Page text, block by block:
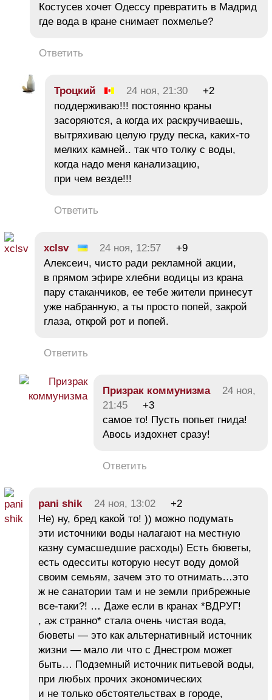
Костусев хочет Одессу превратить в Мадрид
где вода в кране снимает похмелье?
Ответить
Троцкий 24 ноя, 21:30
+2
поддерживаю!!! постоянно краны
засоряются, а когда их раскручиваешь,
вытряхиваю целую груду песка, каких-то
мелких камней.. так что толку с воды,
когда надо меня канализацию,
при чем везде!!!
Ответить
xclsv 24 ноя, 12:57
+9
Алексеич, чисто ради рекламной акции,
в прямом эфире хлебни водицы из крана
пару стаканчиков, ее тебе жители принесут
уже набранную, а ты просто попей, закрой
глаза, открой рот и попей.
Ответить
Призрак коммунизма
24 ноя,
21:45
+3
самое то! Пусть попьет гнида!
Авось издохнет сразу!
Ответить
pani shik 24 ноя, 13:02
+2
Не) ну, бред какой то! )) можно подумать
эти источники воды налагают на местную
казну сумасшедшие расходы) Есть бюветы,
есть одесситы которую несут воду домой
своим семьям, зачем это то отнимать…это
ж не санатории там и не земли прибрежные
все-таки?! … Даже если в кранах *ВДРУГ!
, аж странно* стала очень чистая вода,
бюветы — это как альтернативный источник
жизни — мало ли что с Днестром может
быть… Подземный источник питьевой воды,
при любых прочих экономических
и не только обстоятельствах в городе,